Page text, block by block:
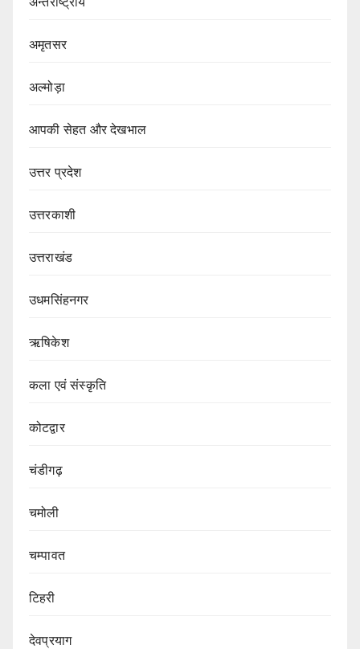
अमृतसर
अल्मोड़ा
आपकी सेहत और देखभाल
उत्तर प्रदेश
उत्तरकाशी
उत्तराखंड
उधमसिंहनगर
ऋषिकेश
कला एवं संस्कृति
कोटद्वार
चंडीगढ़
चमोली
चम्पावत
टिहरी
देवप्रयाग